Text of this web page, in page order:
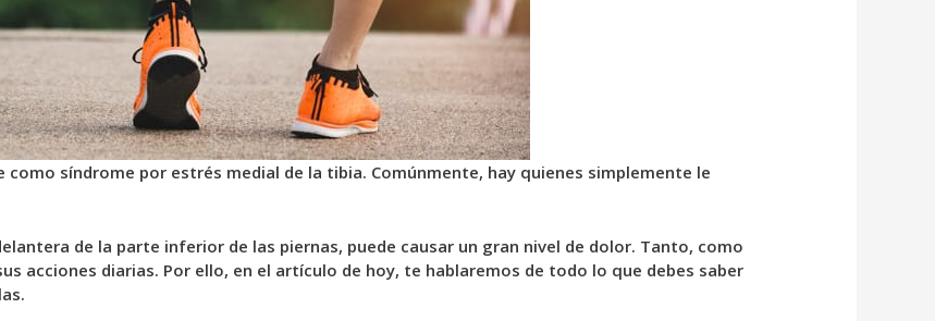
como síndrome por estrés medial de la tibia. Comúnmente, hay quienes simplemente le
de la parte inferior de las piernas, puede causar un gran nivel de dolor. Tanto, como
acciones diarias. Por ello, en el artículo de hoy, te hablaremos de todo lo que debes saber